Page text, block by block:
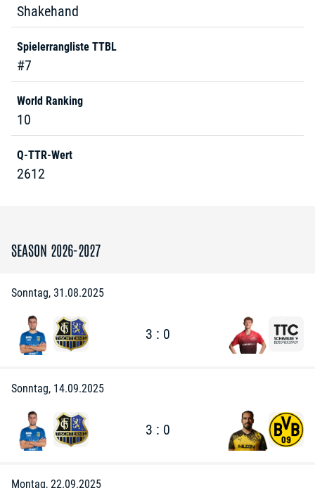
Shakehand
Spielerrangliste TTBL
#7
World Ranking
10
Q-TTR-Wert
2612
SEASON 2026-2027
Sonntag, 31.08.2025
3 : 0
Sonntag, 14.09.2025
3 : 0
Montag, 22.09.2025